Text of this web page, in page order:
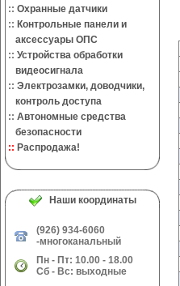
:: Охранные датчики
:: Контрольные панели и
аксессуары ОПС
:: Устройства обработки
видеосигнала
:: Электрозамки, доводчики,
контроль доступа
:: Автономные средства
безопасности
:: Распродажа!
Наши координаты
(926) 934-6060
-многоканальный
Пн - Пт: 10.00 - 18.00
Сб - Вс: выходные